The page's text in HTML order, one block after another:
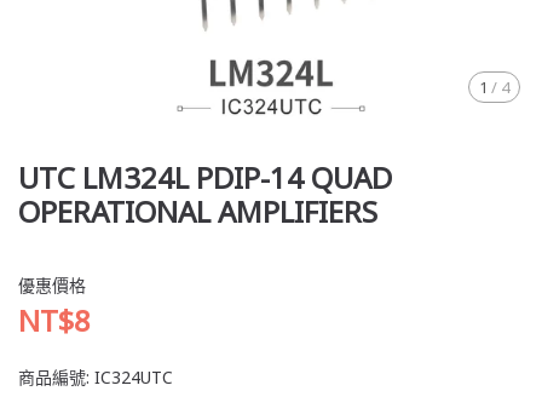
1 / 4
UTC LM324L PDIP-14 QUAD
OPERATIONAL AMPLIFIERS
優惠價格
NT$8
商品編號: IC324UTC